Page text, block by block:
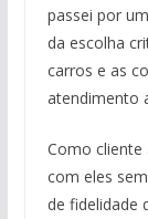
passei por
da escolha
carros e as
atendimento
Como cliente
com eles
de fidelidade